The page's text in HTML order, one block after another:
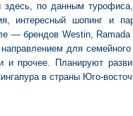
по данным турофиса,
интересный шопинг и
— брендов Westin, Ramada
для
прочее. Планируют
в страны Юго-